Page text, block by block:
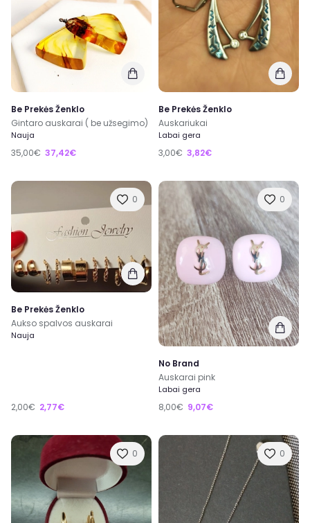
Be Prekės Ženklo
Gintaro auskarai ( be užsegimo)
Nauja
35,00€ 37,42€
Be Prekės Ženklo
Auskariukai
Labai gera
3,00€ 3,82€
0
Be Prekės Ženklo
Aukso spalvos auskarai
Nauja
2,00€ 2,77€
0
No Brand
Auskarai pink
Labai gera
8,00€ 9,07€
0 0